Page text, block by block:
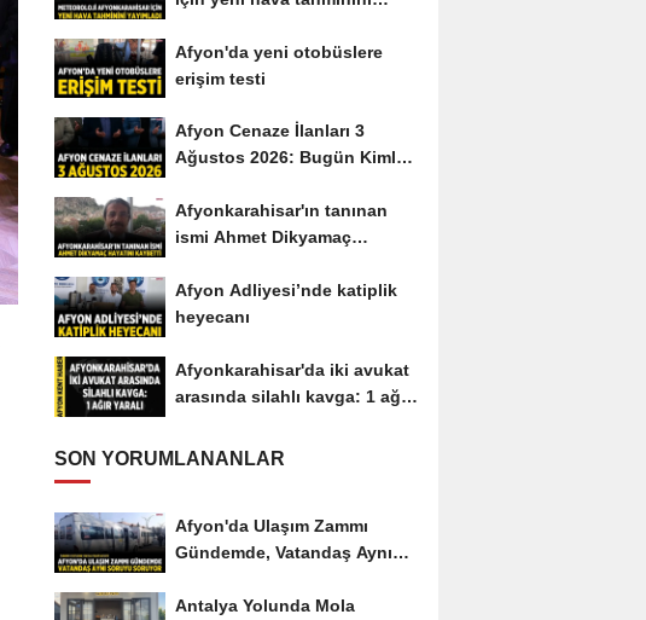
Afyon'da yeni otobüslere
erişim testi
Afyon Cenaze İlanları 3
Ağustos 2026: Bugün Kimler
Afyonkarahisar'ın tanınan
ismi Ahmet Dikyamaç
Afyon Adliyesi’nde katiplik
heyecanı
Afyonkarahisar'da iki avukat
arasında silahlı kavga: 1 ağır
SON YORUMLANANLAR
Afyon'da Ulaşım Zammı
Gündemde, Vatandaş Aynı
Antalya Yolunda Mola